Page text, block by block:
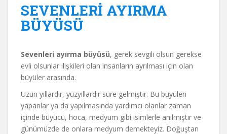
SEVENLERİ AYIRMA
BÜYÜSÜ
Sevenleri ayırma büyüsü, gerek sevgili olsun gerekse
evli olsunlar ilişkileri olan insanların ayrılması için olan
büyüler arasında.
Uzun yıllardır, yüzyıllardır süre gelmiştir. Bu büyüleri
yapanlar ya da yapılmasında yardımcı olanlar zaman
içinde büyücü, hoca, medyum gibi isimlerle anılmıştır ve
günümüzde de onlara medyum demekteyiz. Doğuştan